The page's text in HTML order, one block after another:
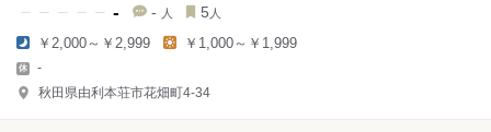
- - 人 5 人
￥2,000～￥2,999 ￥1,000～￥1,999
-
秋田県由利本荘市花畑町4-34